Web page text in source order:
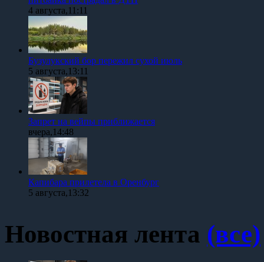
4 августа,11:11
Бузулукский бор пережил сухой июль
5 августа,13:11
Запрет на вейпы приближается
вчера,14:48
Капибара прилетела в Оренбург
5 августа,13:32
Новостная лента (все)